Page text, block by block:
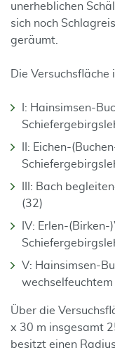
unerheblichen
sich noch
geräumt.
Die
I: Hainsimsen-
II: Eichen-
III: Bach
(32)
IV: Erlen-
V: Hainsimsen-
wechselfeuchtem
Über die
x 30 m insgesamt
besitzt einen